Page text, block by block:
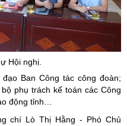
Hội nghị.
Ban Công tác công đoàn;
phụ trách kế toán các Công
động tỉnh…
chí Lò Thị Hằng - Phó Chủ